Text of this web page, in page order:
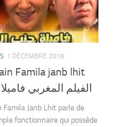
1 DÉCEMBRE 2018
Famila janb lhit
الفيلم المغربي
Famila Janb Lhit parle de
fonctionnaire qui possède